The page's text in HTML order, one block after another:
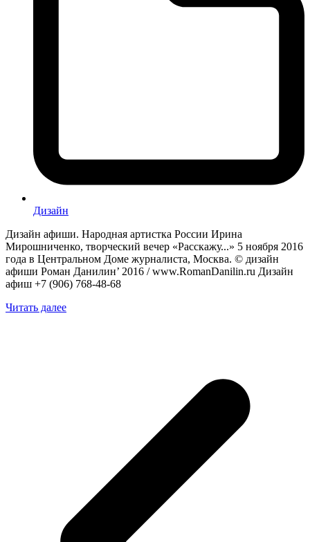
Дизайн
Дизайн афиши. Народная артистка России Ирина
Мирошниченко, творческий вечер «Расскажу...» 5 ноября 2016
года в Центральном Доме журналиста, Москва. © дизайн
афиши Роман Данилин’ 2016 / www.RomanDanilin.ru Дизайн
афиш +7 (906) 768-48-68
Читать далее